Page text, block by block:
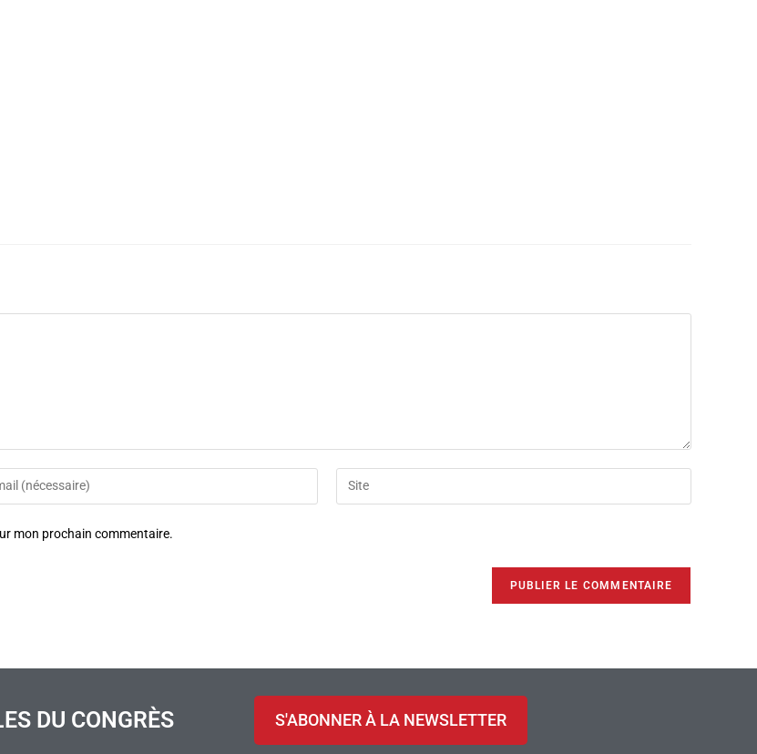
mon prochain commentaire.
DU CONGRÈS S'ABONNER À LA NEWSLETTER